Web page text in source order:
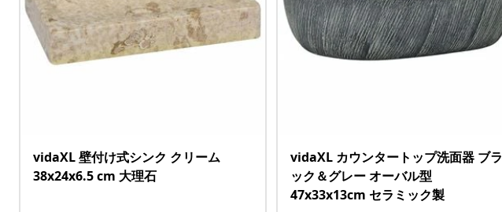
vidaXL 壁付け式シンク クリーム
38x24x6.5 cm 大理石
vidaXL カウンタートップ洗面器 ブラ
ック＆グレー オーバル型
47x33x13cm セラミック製